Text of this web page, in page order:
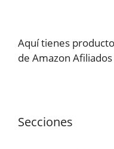
Aquí tienes
de Amazon Afiliados
Secciones